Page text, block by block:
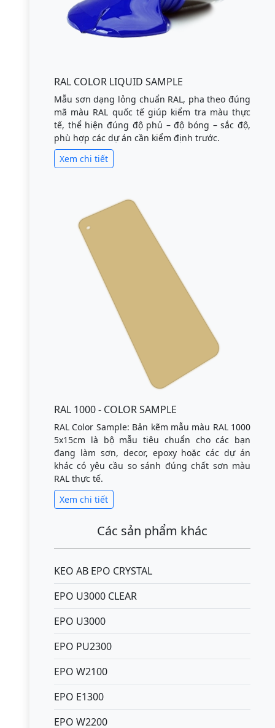
RAL COLOR LIQUID SAMPLE
Mẫu sơn dạng lỏng chuẩn RAL, pha theo đúng
mã màu RAL quốc tế giúp kiểm tra màu thực
tế, thể hiện đúng độ phủ – độ bóng – sắc độ,
phù hợp các dự án cần kiểm định trước.
Xem chi tiết
RAL 1000 - COLOR SAMPLE
RAL Color Sample: Bản kẽm mẫu màu RAL 1000
5x15cm là bộ mẫu tiêu chuẩn cho các bạn
đang làm sơn, decor, epoxy hoặc các dự án
khác có yêu cầu so sánh đúng chất sơn màu
RAL thực tế.
Xem chi tiết
Các sản phẩm khác
KEO AB EPO CRYSTAL
EPO U3000 CLEAR
EPO U3000
EPO PU2300
EPO W2100
EPO E1300
EPO W2200